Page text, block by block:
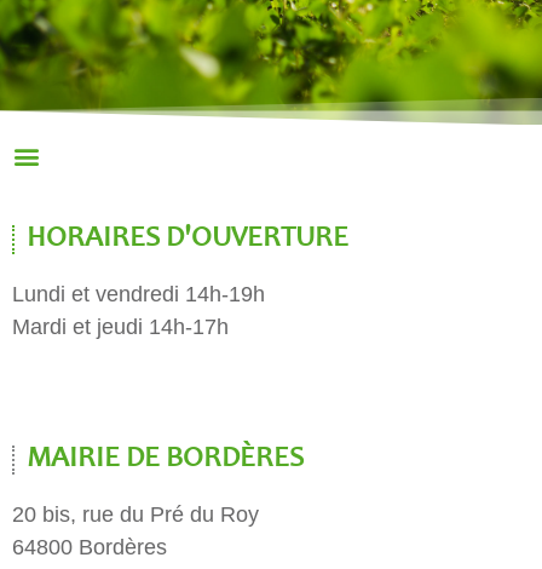
HORAIRES D'OUVERTURE
Lundi et vendredi 14h-19h
Mardi et jeudi 14h-17h
MAIRIE DE BORDÈRES
20 bis, rue du Pré du Roy
64800 Bordères